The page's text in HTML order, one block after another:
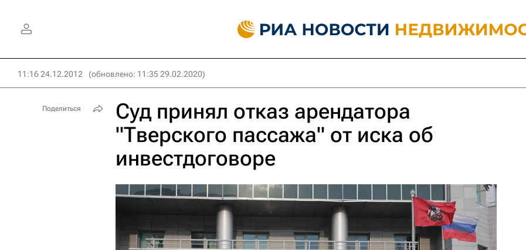
11:16 24.12.2012 (обновлено: 11:35 29.02.2020)
Суд принял отказ арендатора
"Тверского пассажа" от иска об
инвестдоговоре
Поделиться